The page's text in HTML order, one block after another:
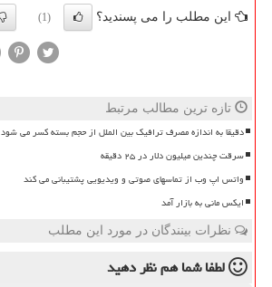
این مطلب را می پسندید؟ (1)
تازه ترین مطالب مرتبط
دقیقا به اندازه مصرف ترافیک بین الملل از حجم بسته کسر می شود
سرقت چندین میلیون دلار در ۲۵ دقیقه
واتس اپ وب از تماسهای صوتی و ویدیویی پشتیبانی می کند
ایکس مانی به بازار آمد
نظرات بینندگان در مورد این مطلب
لطفا شما همنظر دهید